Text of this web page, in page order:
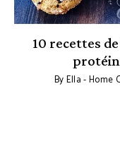
10 recettes
ByElla - Home